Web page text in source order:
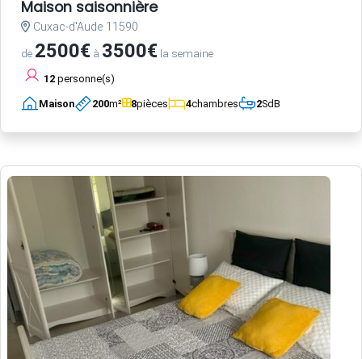
Maison saisonnière
Cuxac-d'Aude 11590
de 2500€ à 3500€ la semaine
12 personne(s)
Maison 200m² 8pièces 4chambres 2SdB